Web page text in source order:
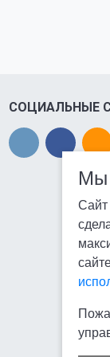
СОЦИАЛЬНЫЕ
Мы
Сайт